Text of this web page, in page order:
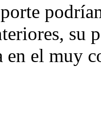
su
en el muy